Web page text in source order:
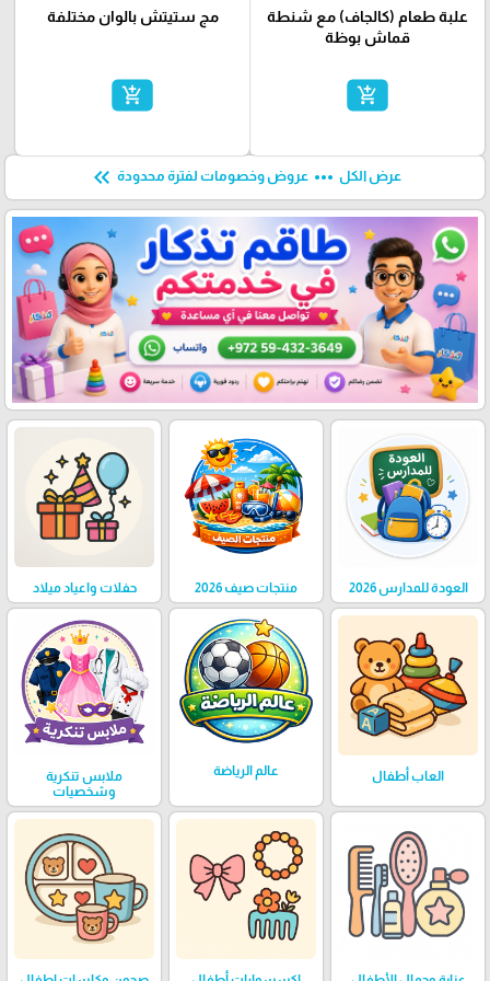
علبة طعام (كالجاف) مع شنطة
قماش بوظة
add_shopping_cart
مج ستيتش بالوان مختلفة
add_shopping_cart
عرض الكل more_horiz عروض وخصومات لفترة محدودة keyboard_double_arrow_left
العودة للمدارس 2026 منتجات صيف 2026 حفلات واعياد ميلاد
العاب أطفال عالم الرياضة
ملابس تنكرية
وشخصيات